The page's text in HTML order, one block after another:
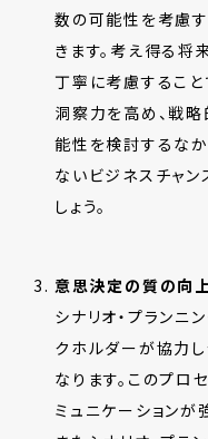
数の可能性を考慮
きます。考え得る将
丁寧に考慮するこ
洞察力を高め、戦
能性を検討するな
ないビジネスチャ
しょう。
意思決定の質の向上
シナリオ・プランニ
クホルダーが協力
なります。このプロ
ミュニケーションが